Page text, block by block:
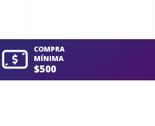
COMPRA
MÍNIMA
$500